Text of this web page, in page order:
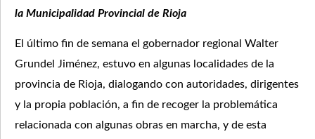
la Municipalidad Provincial de Rioja
El último fin de semana el gobernador regional Walter
Grundel Jiménez, estuvo en algunas localidades de la
provincia de Rioja, dialogando con autoridades, dirigentes
y la propia población, a fin de recoger la problemática
relacionada con algunas obras en marcha, y de esta